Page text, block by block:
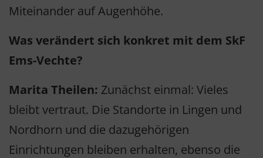
Miteinander auf Augenhöhe.
Was verändert sich konkret mit dem SkF
Ems-Vechte?
Marita Theilen: Zunächst einmal: Vieles
bleibt vertraut. Die Standorte in Lingen und
Nordhorn und die dazugehörigen
Einrichtungen bleiben erhalten, ebenso die